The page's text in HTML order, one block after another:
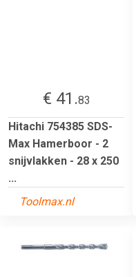
€ 41.83
Hitachi 754385 SDS-
Max Hamerboor - 2
snijvlakken - 28 x 250
...
Toolmax.nl